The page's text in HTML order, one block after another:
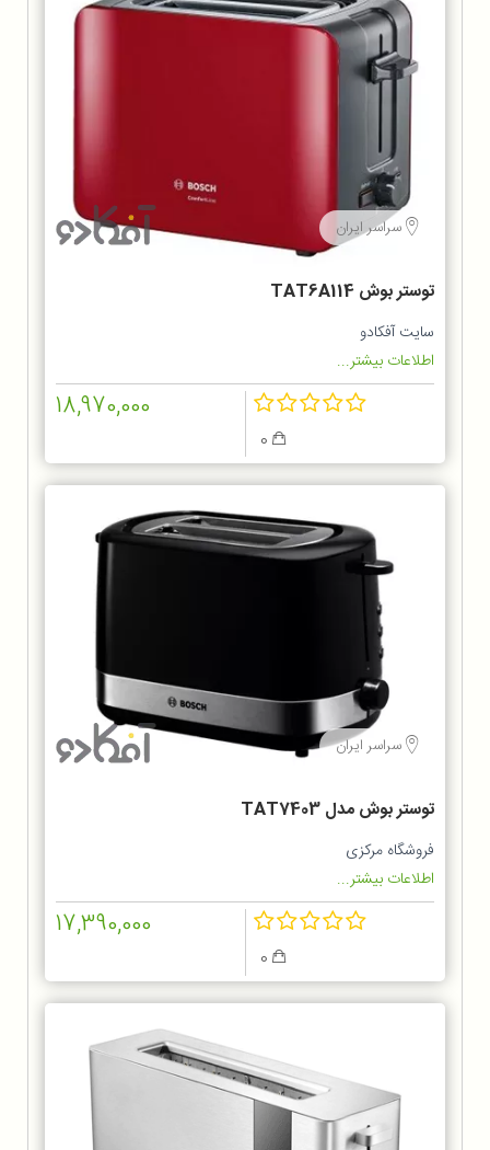
سراسر ایران
توستر بوش TAT6A114
سایت آفکادو
اطلاعات بیشتر...
18,970,000
سراسر ایران
توستر بوش مدل TAT7403
فروشگاه مرکزی
اطلاعات بیشتر...
17,390,000